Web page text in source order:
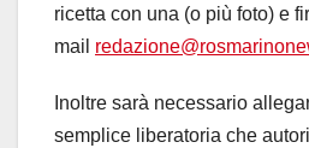
ricetta con una (o più foto) e
mail
Inoltre sarà necessario
semplice liberatoria che